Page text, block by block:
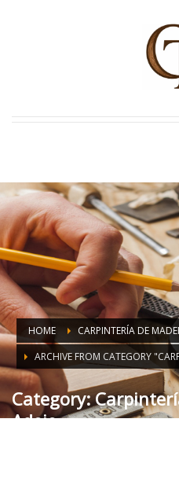
HOME
CARPINTERÍA DE
ARCHIVE FROM CATEGORY
Category:
Adeje